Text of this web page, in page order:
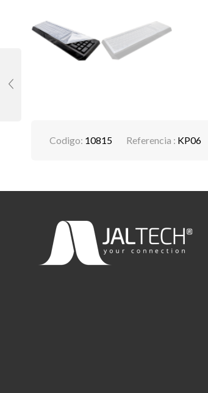
Codigo: 10815 Referencia : KP06